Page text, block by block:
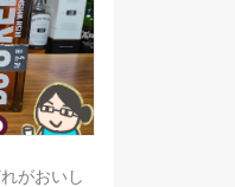
がおいし